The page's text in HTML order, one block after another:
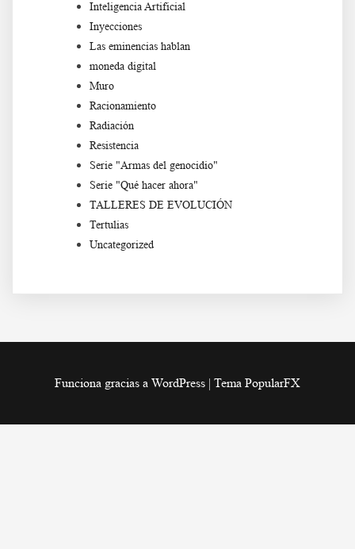
Inteligencia Artificial
Inyecciones
Las eminencias hablan
moneda digital
Muro
Racionamiento
Radiación
Resistencia
Serie "Armas del genocidio"
Serie "Qué hacer ahora"
TALLERES DE EVOLUCIÓN
Tertulias
Uncategorized
Funciona gracias a WordPress | Tema PopularFX